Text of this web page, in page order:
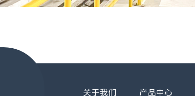
关于我们 产品中心